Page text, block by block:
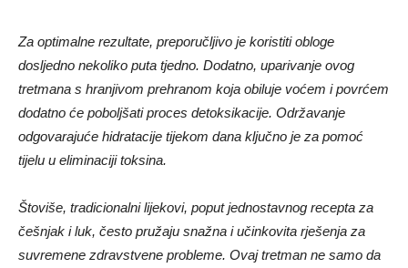
Za optimalne rezultate, preporučljivo je koristiti obloge
dosljedno nekoliko puta tjedno. Dodatno, uparivanje ovog
tretmana s hranjivom prehranom koja obiluje voćem i povrćem
dodatno će poboljšati proces detoksikacije. Održavanje
odgovarajuće hidratacije tijekom dana ključno je za pomoć
tijelu u eliminaciji toksina.
Štoviše, tradicionalni lijekovi, poput jednostavnog recepta za
češnjak i luk, često pružaju snažna i učinkovita rješenja za
suvremene zdravstvene probleme. Ovaj tretman ne samo da